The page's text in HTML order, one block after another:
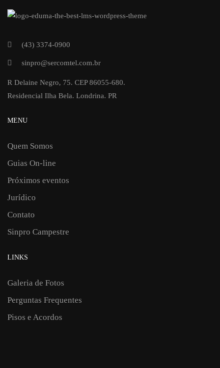
(43) 3374-0900
sinpro@sercomtel.com.br
R Delaine Negro, 75. CEP 86055-680.
Residencial Ilha Bela. Londrina. PR
MENU
Quem Somos
Guias On-line
Próximos eventos
Jurídico
Contato
Sinpro Campestre
LINKS
Galeria de Fotos
Perguntas Frequentes
Pisos e Acordos